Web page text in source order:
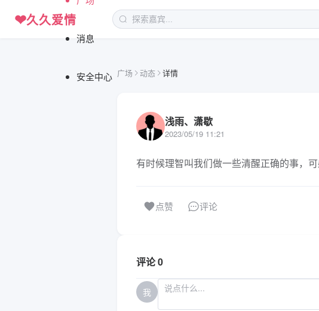
❤久久爱情
消息
安全中心 广场 动态 详情
浅雨、潇歇
2023/05/19 11:21
有时候理智叫我们做一些清醒正确的事，
点赞 评论
评论 0
我